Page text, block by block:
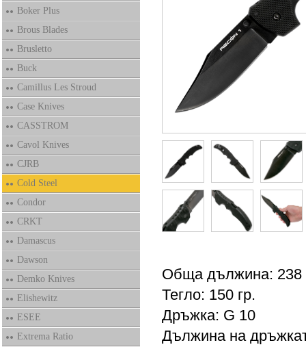
Boker Plus
Brous Blades
Brusletto
Buck
Camillus Les Stroud
Case Knives
CASSTROM
Cavol Knives
CJRB
Cold Steel
Condor
CRKT
Damascus
Dawson
Demko Knives
Elishewitz
ESEE
Extrema Ratio
Обща дължина:
Тегло: 150 гр.
Дръжка: G 10
Дължина на